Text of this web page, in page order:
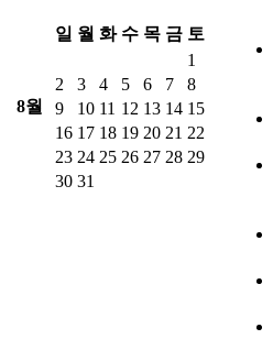
8월
일 월 화 수 목 금 토
1
2
3 4 5 6 7
8
9
10 11 12 13 14 15
16 17 18 19 20 21 22
23 24 25 26 27 28 29
30 31